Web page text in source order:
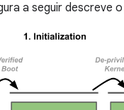
a seguir descreve